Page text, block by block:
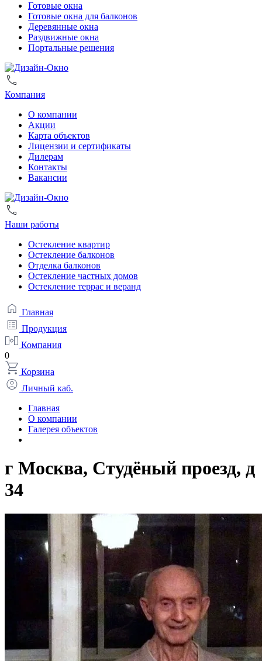
Готовые окна
Готовые окна для балконов
Деревянные окна
Раздвижные окна
Портальные решения
Компания
О компании
Акции
Карта объектов
Лицензии и сертификаты
Дилерам
Контакты
Вакансии
Наши работы
Остекление квартир
Остекление балконов
Отделка балконов
Остекление частных домов
Остекление террас и веранд
Главная
Продукция
Компания
0
Корзина
Личный каб.
Главная
О компании
Галерея объектов
г Москва, Студёный проезд, д
34